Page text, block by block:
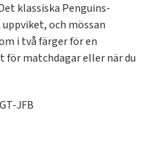
klassiska Penguins-
och mössan
i två färger för en
för matchdagar eller när du
JFB